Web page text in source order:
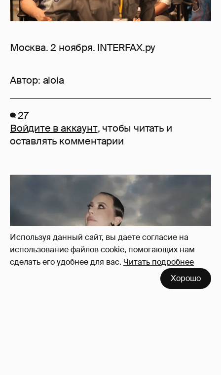
Используя данный сайт, вы даете согласие на
использование файлов cookie, помогающих нам
сделать его удобнее для вас. Читать подробнее
Хорошо
Москва. 2 ноября. INTERFAX.ру
Автор: aloia
27
Войдите в аккаунт, чтобы читать и
оставлять комментарии